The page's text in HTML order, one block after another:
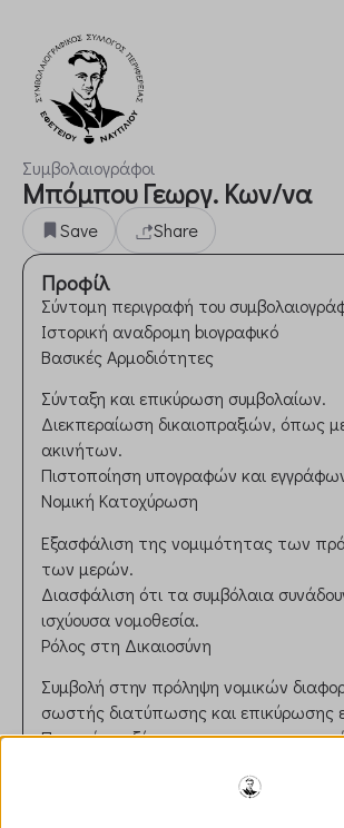
Συμβολαιογράφοι
Μπόμπου Γεωργ. Κων/να
Save Share
Προφίλ
Σύντομη περιγραφή του
Ιστορική αναδρομη bιογραφικό
Βασικές Αρμοδιότητες
Σύνταξη και επικύρωση συμβολαίων.
Διεκπεραίωση δικαιοπραξιών, όπως
ακινήτων.
Πιστοποίηση υπογραφών και
Νομική Κατοχύρωση
Εξασφάλιση της νομιμότητας των
των μερών.
Διασφάλιση ότι τα συμβόλαια
ισχύουσα νομοθεσία.
Ρόλος στη Δικαιοσύνη
Συμβολή στην πρόληψη νομικών
σωστής διατύπωσης και επικύρωσης
Παροχή ανεξάρτητης και
Ηθικές και Επαγγελματικές Αρχές